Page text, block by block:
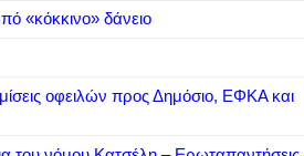
«κόκκινο» δάνειο
οφειλών προς Δημόσιο, ΕΦΚΑ και